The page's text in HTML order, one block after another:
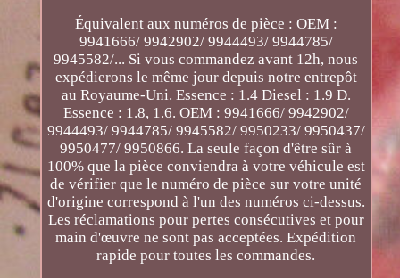
Équivalent aux numéros de pièce : OEM :
9941666/ 9942902/ 9944493/ 9944785/
9945582/... Si vous commandez avant 12h, nous
expédierons le même jour depuis notre entrepôt
au Royaume-Uni. Essence : 1.4 Diesel : 1.9 D.
Essence : 1.8, 1.6. OEM : 9941666/ 9942902/
9944493/ 9944785/ 9945582/ 9950233/ 9950437/
9950477/ 9950866. La seule façon d'être sûr à
100% que la pièce conviendra à votre véhicule est
de vérifier que le numéro de pièce sur votre unité
d'origine correspond à l'un des numéros ci-dessus.
Les réclamations pour pertes consécutives et pour
main d'œuvre ne sont pas acceptées. Expédition
rapide pour toutes les commandes.